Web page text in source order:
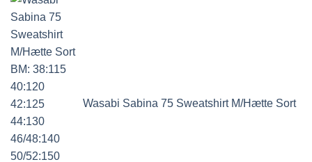
Wasabi Sabina 75 Sweatshirt M/Hætte Sort